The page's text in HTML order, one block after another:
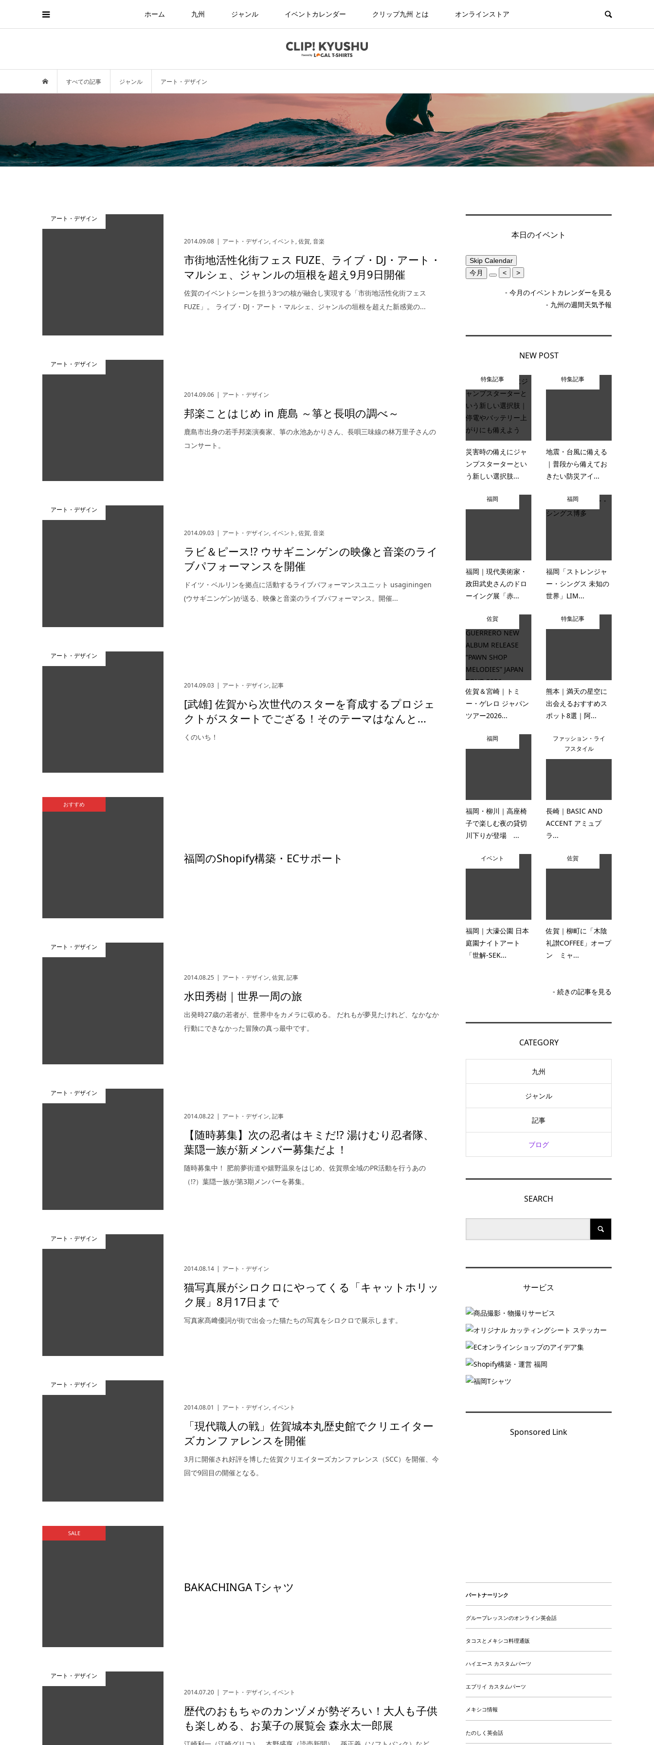
ホーム 九州 ジャンル イベントカレンダー クリップ九州 とは オンラインストア
すべての記事 ジャンル アート・デザイン
アート・デザイン
2014.09.08 アート・デザイン, イベント ,佐賀,音楽
市街地活性化街フェス FUZE、ライブ・DJ・アート・
マルシェ、ジャンルの垣根を超え9月9日開催
佐賀のイベントシーンを担う3つの核が融合し実現する「市街地活性化街フェス
FUZE」。 ライブ・DJ・アート・マルシェ、ジャンルの垣根を超えた新感覚の...
アート・デザイン
2014.09.06 アート・デザイン
邦楽ことはじめ in 鹿島 ～箏と長唄の調べ～
鹿島市出身の若手邦楽演奏家、箏の永池あかりさん、長唄三味線の林万里子さんの
コンサート。
アート・デザイン
2014.09.03 アート・デザイン, イベント ,佐賀,音楽
ラビ＆ピース!? ウサギニンゲンの映像と音楽のライ
ブパフォーマンスを開催
ドイツ・ベルリンを拠点に活動するライブパフォーマンスユニット usaginingen
(ウサギニンゲン)が送る、映像と音楽のライブパフォーマンス。開催...
アート・デザイン
2014.09.03 アート・デザイン,記事
[武雄] 佐賀から次世代のスターを育成するプロジェ
クトがスタートでござる！そのテーマはなんと...
くのいち！
おすすめ
福岡のShopify構築・ECサポート
アート・デザイン
2014.08.25 アート・デザイン,佐賀,記事
水田秀樹｜世界一周の旅
出発時27歳の若者が、世界中をカメラに収める。 だれもが夢見たけれど、なかなか
行動にできなかった冒険の真っ最中です。
アート・デザイン
2014.08.22 アート・デザイン,記事
【随時募集】次の忍者はキミだ!? 湯けむり忍者隊、
葉隠一族が新メンバー募集だよ！
随時募集中！ 肥前夢街道や嬉野温泉をはじめ、佐賀県全域のPR活動を行うあの
（!?）葉隠一族が第3期メンバーを募集。
アート・デザイン
2014.08.14 アート・デザイン
猫写真展がシロクロにやってくる「キャットホリッ
ク展」8月17日まで
写真家髙﨑優詞が街で出会った猫たちの写真をシロクロで展示します。
アート・デザイン
2014.08.01 アート・デザイン, イベント
「現代職人の戦」佐賀城本丸歴史館でクリエイター
ズカンファレンスを開催
3月に開催され好評を博した佐賀クリエイターズカンファレンス（SCC）を開催、今
回で9回目の開催となる。
SALE
BAKACHINGA Tシャツ
アート・デザイン
2014.07.20
アート・デザイン, イベント
歴代のおもちゃのカンヅメが勢ぞろい！大人も子供
も楽しめる、お菓子の展覧会 森永太一郎展
本日のイベント
Skip Calendar
今月
< >
- 今月のイベントカレンダーを見る
- 九州の週間天気予報
NEW POST
特集記事
災害時の備えにジャ
ンプスターターとい
う新しい選択肢...
特集記事
地震・台風に備える
｜普段から備えてお
きたい防災アイ...
福岡
福岡｜現代美術家・
政田武史さんのドロ
ーイング展「赤...
福岡
福岡「ストレンジャ
ー・シングス 未知の
世界」LIM...
佐賀
佐賀＆宮崎｜トミ
ー・ゲレロ ジャパン
ツアー2026...
特集記事
熊本｜満天の星空に
出会えるおすすめス
ポット8選｜阿...
福岡
福岡・柳川｜高座椅
子で楽しむ夜の貸切
川下りが登場 ...
ファッション・ライ
フスタイル
長崎｜BASIC AND
ACCENT アミュプ
ラ...
イベント
福岡｜大濠公園 日本
庭園ナイトアート
「世解-SEK...
佐賀
佐賀｜柳町に「木陰
礼讃COFFEE」オープ
ン ミャ...
- 続きの記事を見る
CATEGORY
九州
ジャンル
記事
ブログ
SEARCH
サービス
Sponsored Link
パートナーリンク
グループレッスンのオンライン英会話
タコスとメキシコ料理通販
ハイエース カスタムパーツ
エブリイ カスタムパーツ
メキシコ情報
たのしく英会話